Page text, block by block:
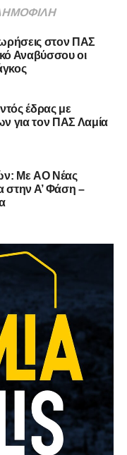
στον ΠΑΣ
Αναβύσσου οι
έδρας με
για τον ΠΑΣ Λαμία
Με AO Nέας
στην Α’ Φάση –